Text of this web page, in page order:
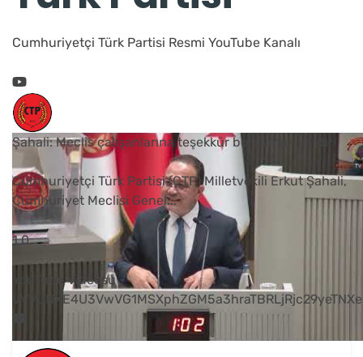
Cumhuriyetçi Türk Partisi Resmi YouTube Kanalı
Şahali: Meclis çalışanlarına teşekkür borcumuz vardır
Cumhuriyetçi Türk Partisi (CTP) Milletvekili Erkut Şahali,
Cumhuriyet Meclisi Genel...
1 0
YouTube Videosu